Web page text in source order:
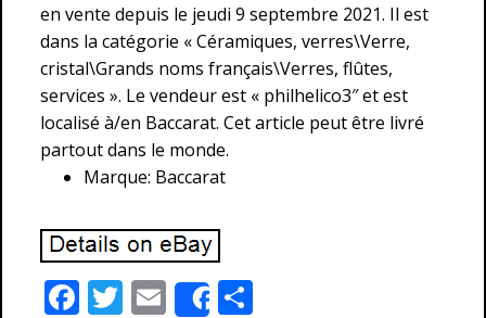
en vente depuis le jeudi 9 septembre 2021. Il est
dans la catégorie « Céramiques, verres\Verre,
cristal\Grands noms français\Verres, flûtes,
services ». Le vendeur est « philhelico3″ et est
localisé à/en Baccarat. Cet article peut être livré
partout dans le monde.
Marque: Baccarat
F T E Share